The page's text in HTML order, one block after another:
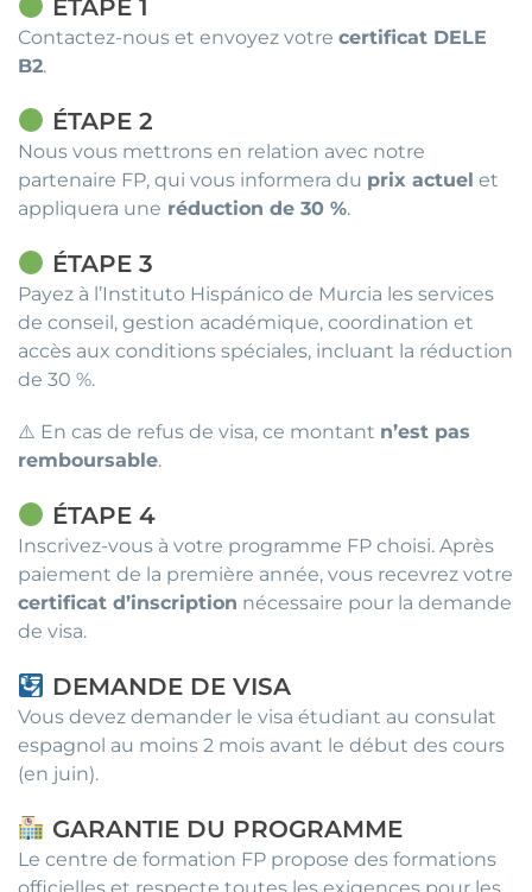
ÉTAPE 1
Contactez-nous et envoyez votre certificat DELE
B2.
ÉTAPE 2
Nous vous mettrons en relation avec notre
partenaire FP, qui vous informera du prix actuel et
appliquera une réduction de 30 %.
ÉTAPE 3
Payez à l’Instituto Hispánico de Murcia les services
de conseil, gestion académique, coordination et
accès aux conditions spéciales, incluant la réduction
de 30 %.
⚠️ En cas de refus de visa, ce montant n’est pas
remboursable.
ÉTAPE 4
Inscrivez-vous à votre programme FP choisi. Après
paiement de la première année, vous recevrez votre
certificat d’inscription nécessaire pour la demande
de visa.
DEMANDE DE VISA
Vous devez demander le visa étudiant au consulat
espagnol au moins 2 mois avant le début des cours
(en juin).
GARANTIE DU PROGRAMME
Le centre de formation FP propose des formations